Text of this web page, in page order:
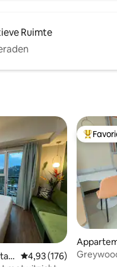
Ruimte
Gemiddelde
4,93 (176)
Sumur